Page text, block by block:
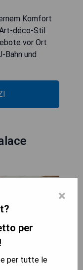
Komfort
déco-Stil
vor Ort
Bahn und
×
per
per tutte le